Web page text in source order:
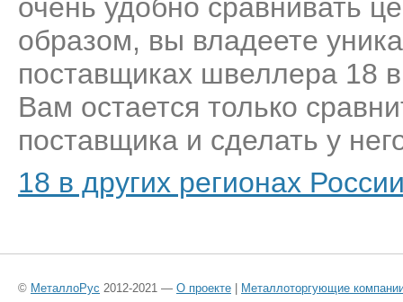
очень удобно сравнивать
образом, вы владеете
поставщиках швеллера 18
Вам остается только
поставщика и сделать у
18 в других регионах
© МеталлоРус 2012-2021 — О проекте Металлоторгующие